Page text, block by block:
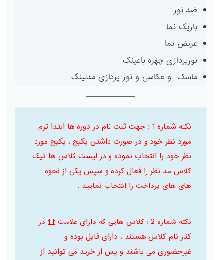
ضد نور
باریک نما
عریض نما
نورپردازی چهره باعینک
ماسک و عکاسی و نور پردازی مدلینگ
نکته شماره 1 : جهت ثبت نام در دوره ها ابتدا ترم
مورد نظر خود و در صورت داشتن پکیج ، پکیج مورد
نظر خود را انتخاب نموده و در لیست کلاس ها تیک
کلاس مد نظر را فعال کرده و سپس یکی از نحوه
های های پرداخت را انتخاب نمایید .
نکته شماره 2 : کلاس هایی که دارای علامت
در
کنار نام کلاس هستند ، دارای فایل بوده و
غیرحضوری می باشند و پس از خرید می توانید از